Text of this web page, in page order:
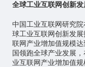
全球工业互联网创新
中国 工业互联网研究院
球工业互联网创新发
联网产业增加值规模
国领跑全球产业发展
业互联网产业增加值